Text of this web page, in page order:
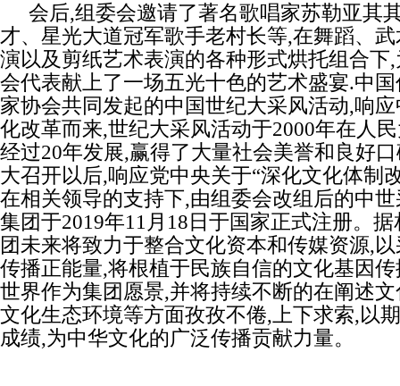
会后,组委会邀请了著名歌唱家苏勒亚其
才、星光大道冠军歌手老村长等,在舞蹈、
演以及剪纸艺术表演的各种形式烘托组合下
会代表献上了一场五光十色的艺术盛宴.中
家协会共同发起的中国世纪大采风活动,响
化改革而来,世纪大采风活动于2000年在人
经过20年发展,赢得了大量社会美誉和良好
大召开以后,响应党中央关于“深化文化体制
在相关领导的支持下,由组委会改组后的中
集团于2019年11月18日于国家正式注册。
团未来将致力于整合文化资本和传媒资源,
传播正能量,将根植于民族自信的文化基因
世界作为集团愿景,并将持续不断的在阐述
文化生态环境等方面孜孜不倦,上下求索,以
成绩,为中华文化的广泛传播贡献力量。